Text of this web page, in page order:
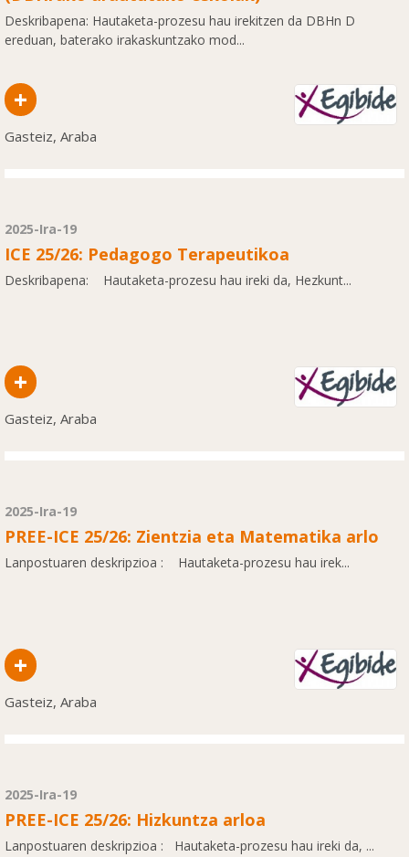
Deskribapena: Hautaketa-prozesu hau irekitzen da DBHn D
ereduan, baterako irakaskuntzako mod...
+
Gasteiz, Araba
2025-Ira-19
ICE 25/26: Pedagogo Terapeutikoa
Deskribapena: Hautaketa-prozesu hau ireki da, Hezkunt...
+
Gasteiz, Araba
2025-Ira-19
PREE-ICE 25/26: Zientzia eta Matematika arlo
Lanpostuaren deskripzioa : Hautaketa-prozesu hau irek...
+
Gasteiz, Araba
2025-Ira-19
PREE-ICE 25/26: Hizkuntza arloa
Lanpostuaren deskripzioa : Hautaketa-prozesu hau ireki da, ...